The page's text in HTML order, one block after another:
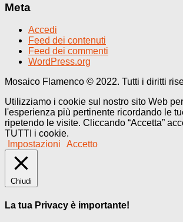
Meta
Accedi
Feed dei contenuti
Feed dei commenti
WordPress.org
Mosaico Flamenco © 2022. Tutti i diritti
Utilizziamo i cookie sul nostro sito Web
l'esperienza più pertinente ricordando le
ripetendo le visite. Cliccando “Accetta”
TUTTI i cookie.
Impostazioni
Accetto
Chiudi
La tua Privacy è importante!